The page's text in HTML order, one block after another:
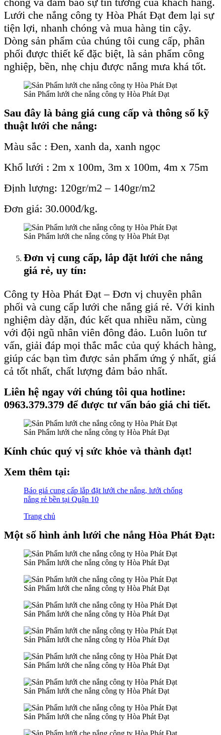
Lưới che nắng công ty Hòa Phát Đạt đem lại sự
tiện lợi, nhanh chóng và mua hàng tin cậy.
Dòng sản phẩm của chúng tôi cung cấp, phân
phối được thiết kế đặc biệt, là sản phẩm công
nghiệp, bền, nhẹ chịu được nắng mưa khá tốt.
Sản Phẩm lưới che nắng công ty Hòa Phát Đạt
Sau đây là bảng giá cung cấp và thông số kỹ
thuật lưới che nắng:
Màu sắc : Đen, xanh da, xanh ngọc
Khổ lưới : 2m x 100m, 3m x 100m, 4m x 75m
Định lượng: 120gr/m2 – 140gr/m2
Đơn giá: 30.000đ/kg.
Sản Phẩm lưới che nắng công ty Hòa Phát Đạt
Đơn vị cung cấp, lắp đặt lưới che nắng
giá rẻ, uy tín:
Công ty Hòa Phát Đạt – Đơn vị chuyên phân
phối và cung cấp lưới che nắng giá rẻ. Với kinh
nghiệm dày dặn, đúc kết qua nhiều năm, cùng
với đội ngũ nhân viên đông đảo. Luôn luôn tư
vấn, giải đáp mọi thắc mắc của quý khách hàng,
giúp các bạn tìm được sản phẩm ứng ý nhất, giá
cả tốt nhất, chất lượng đảm bảo nhất.
Liên hệ ngay với chúng tôi qua hotline:
0963.379.379 để được tư vấn báo giá chi tiết.
Sản Phẩm lưới che nắng công ty Hòa Phát Đạt
Kính chúc quý vị sức khỏe và thành đạt!
Xem thêm tại:
Báo giá cung cấp lắp đặt lưới che nắng, lưới chống
nắng rẻ bền tại Quận 10
Trang chủ
Một số hình ảnh lưới che nắng Hòa Phát Đạt:
Sản Phẩm lưới che nắng công ty Hòa Phát Đạt
Sản Phẩm lưới che nắng công ty Hòa Phát Đạt
Sản Phẩm lưới che nắng công ty Hòa Phát Đạt
Sản Phẩm lưới che nắng công ty Hòa Phát Đạt
Sản Phẩm lưới che nắng công ty Hòa Phát Đạt
Sản Phẩm lưới che nắng công ty Hòa Phát Đạt
Sản Phẩm lưới che nắng công ty Hòa Phát Đạt